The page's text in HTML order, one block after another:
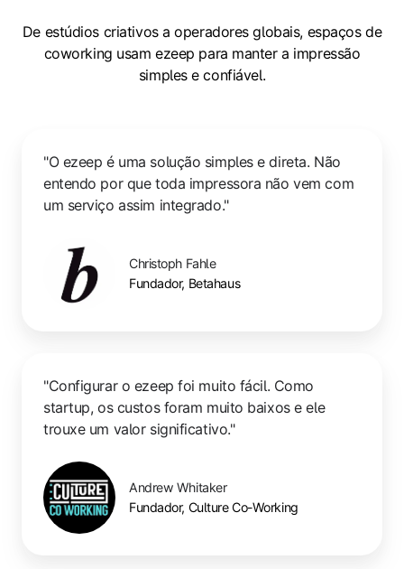
De estúdios criativos a operadores globais, espaços de
coworking usam ezeep para manter a impressão
simples e confiável.
"O ezeep é uma solução simples e direta. Não
entendo por que toda impressora não vem com
um serviço assim integrado."
Christoph Fahle
Fundador, Betahaus
"Configurar o ezeep foi muito fácil. Como
startup, os custos foram muito baixos e ele
trouxe um valor significativo."
Andrew Whitaker
Fundador, Culture Co-Working